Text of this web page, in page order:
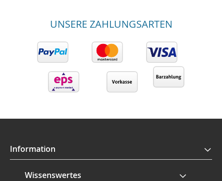
UNSERE ZAHLUNGSARTEN
Information
Wissenswertes